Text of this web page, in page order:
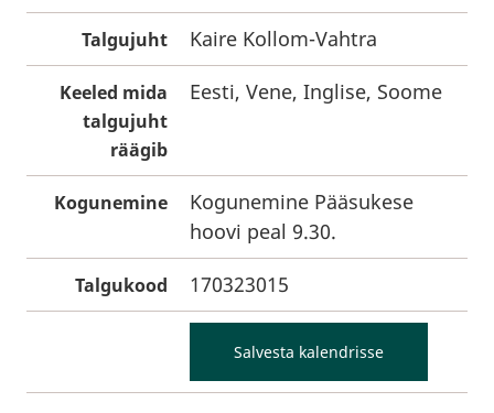
Talgujuht Kaire Kollom-Vahtra
Keeled mida
talgujuht
räägib
Eesti, Vene, Inglise, Soome
Kogunemine
Kogunemine Pääsukese
hoovi peal 9.30.
Talgukood 170323015
Salvesta kalendrisse